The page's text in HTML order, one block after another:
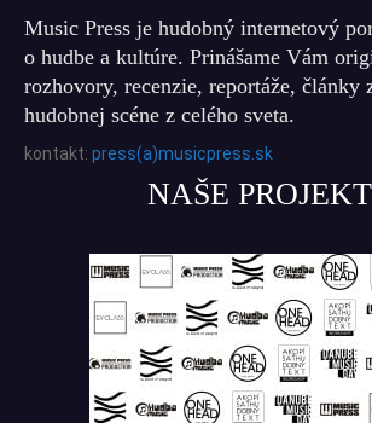
Music Press je hudobný internetový
o hudbe a kultúre. Prinášame Vám
rozhovory, recenzie, reportáže, články
hudobnej scéne z celého sveta.
kontakt: press(a)musicpress.sk
NAŠE